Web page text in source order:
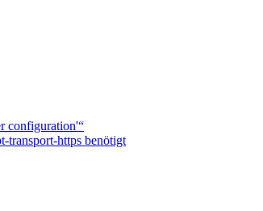
configuration'“
transport-https benötigt